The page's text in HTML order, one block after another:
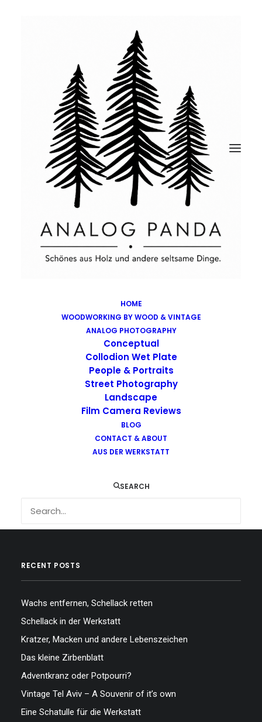
HOME
WOODWORKING BY WOOD & VINTAGE
ANALOG PHOTOGRAPHY
Conceptual
Collodion Wet Plate
People & Portraits
Street Photography
Landscape
Film Camera Reviews
BLOG
CONTACT & ABOUT
AUS DER WERKSTATT
SEARCH
Images tagged "gas-station"
Images tagged "gas-station"
RECENT POSTS
Wachs entfernen, Schellack retten
Schellack in der Werkstatt
Kratzer, Macken und andere Lebenszeichen
Das kleine Zirbenblatt
Adventkranz oder Potpourri?
Vintage Tel Aviv – A Souvenir of it’s own
Eine Schatulle für die Werkstatt